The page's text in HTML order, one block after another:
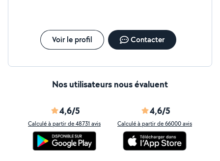
Voir le profil Contacter
Nos utilisateurs nous évaluent
4,6/5
Calculé à partir de 48731 avis
4,6/5
Calculé à partir de 66000 avis